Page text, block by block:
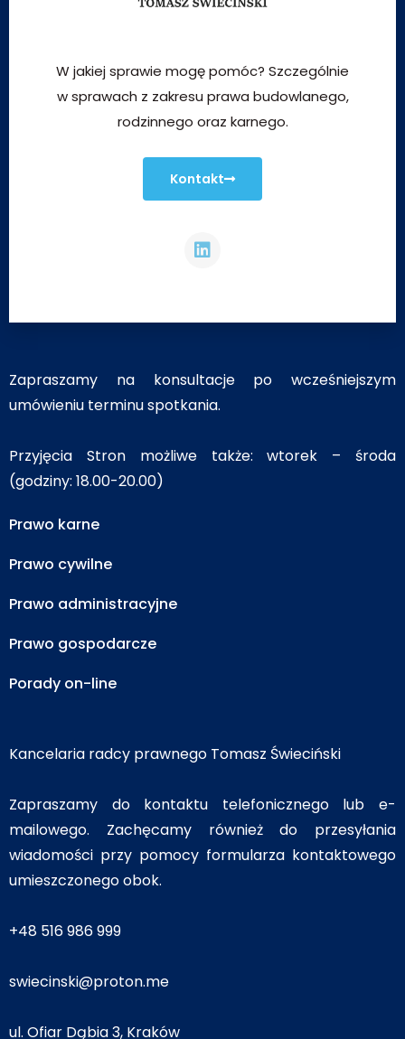
W jakiej sprawie mogę pomóc? Szczególnie
w sprawach z zakresu prawa budowlanego,
rodzinnego oraz karnego.
Kontakt
Zapraszamy na konsultacje po wcześniejszym
umówieniu terminu spotkania.
Przyjęcia Stron możliwe także: wtorek – środa
(godziny: 18.00-20.00)
Prawo karne
Prawo cywilne
Prawo administracyjne
Prawo gospodarcze
Porady on-line
Kancelaria radcy prawnego Tomasz Świeciński
Zapraszamy do kontaktu telefonicznego lub e-
mailowego. Zachęcamy również do przesyłania
wiadomości przy pomocy formularza kontaktowego
umieszczonego obok.
+48 516 986 999
swiecinski@proton.me
ul. Ofiar Dąbia 3, Kraków